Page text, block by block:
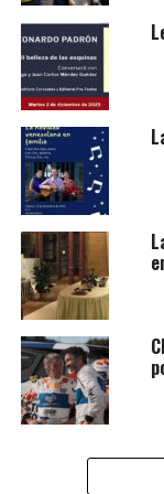
Lea también:
Madrid
Contenidos
Festival
Roller
Concierto